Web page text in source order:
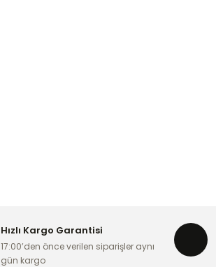
Hızlı Kargo Garantisi
17:00’den önce verilen siparişler aynı
gün kargo